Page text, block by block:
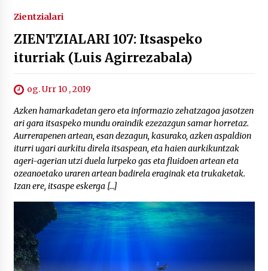
Zientzialari
ZIENTZIALARI 107: Itsaspeko
iturriak (Luis Agirrezabala)
og. Urr 10 , 2019
Azken hamarkadetan gero eta informazio zehatzagoa jasotzen
ari gara itsaspeko mundu oraindik ezezazgun samar horretaz.
Aurrerapenen artean, esan dezagun, kasurako, azken aspaldion
iturri ugari aurkitu direla itsaspean, eta haien aurkikuntzak
ageri-agerian utzi duela lurpeko gas eta fluidoen artean eta
ozeanoetako uraren artean badirela eraginak eta trukaketak.
Izan ere, itsaspe eskerga […]